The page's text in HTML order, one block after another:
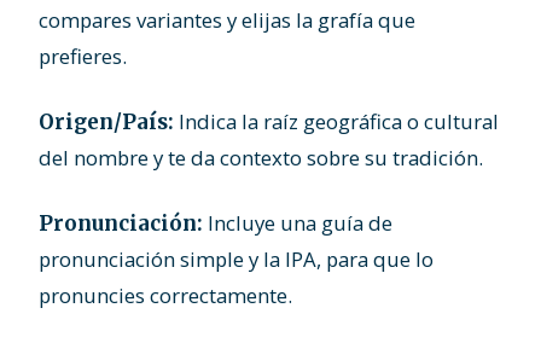
compares variantes y elijas la grafía que
prefieres.
Origen/País: Indica la raíz geográfica o cultural
del nombre y te da contexto sobre su tradición.
Pronunciación: Incluye una guía de
pronunciación simple y la IPA, para que lo
pronuncies correctamente.